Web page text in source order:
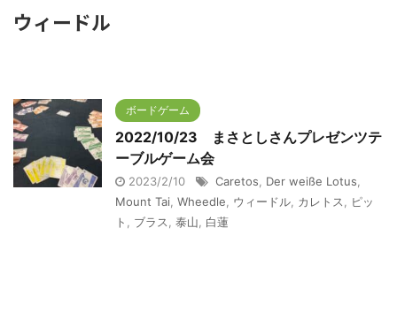
ウィードル
ボードゲーム
2022/10/23 まさとしさんプレゼンツテ
ーブルゲーム会
2023/2/10 Caretos Der weiße Lotus
Mount Tai Wheedle ウィードル カレトス
ピッ
ト
ブラス 泰山 白蓮